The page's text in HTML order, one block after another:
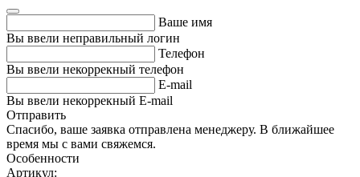
Ваше имя
Вы ввели неправильный логин
Телефон
Вы ввели некоррекный телефон
E-mail
Вы ввели некоррекный E-mail
Отправить
Спасибо, ваше заявка отправлена менеджеру. В ближайшее
время мы с вами свяжемся.
Особенности
Артикул: